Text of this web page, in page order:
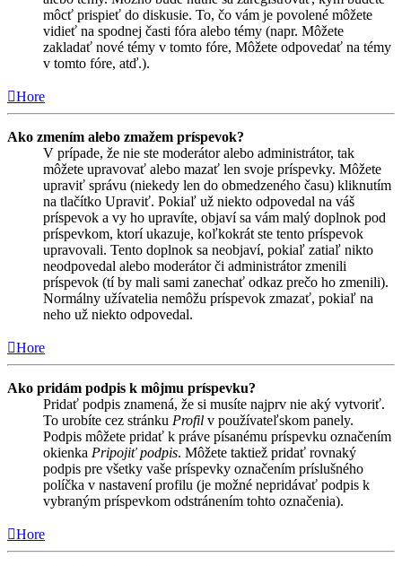
môcť prispieť do diskusie. To, čo vám je povolené môžete
vidieť na spodnej časti fóra alebo témy (napr. Môžete
zakladať nové témy v tomto fóre, Môžete odpovedať na témy
v tomto fóre, atď.).
Hore
Ako zmením alebo zmažem príspevok?
V prípade, že nie ste moderátor alebo administrátor, tak
môžete upravovať alebo mazať len svoje príspevky. Môžete
upraviť správu (niekedy len do obmedzeného času) kliknutím
na tlačítko Upraviť. Pokiaľ už niekto odpovedal na váš
príspevok a vy ho upravíte, objaví sa vám malý doplnok pod
príspevkom, ktorí ukazuje, koľkokrát ste tento príspevok
upravovali. Tento doplnok sa neobjaví, pokiaľ zatiaľ nikto
neodpovedal alebo moderátor či administrátor zmenili
príspevok (tí by mali sami zanechať odkaz prečo ho zmenili).
Normálny užívatelia nemôžu príspevok zmazať, pokiaľ na
neho už niekto odpovedal.
Hore
Ako pridám podpis k môjmu príspevku?
Pridať podpis znamená, že si musíte najprv nie aký vytvoriť.
To urobíte cez stránku Profil v používateľskom panely.
Podpis môžete pridať k práve písanému príspevku označením
okienka Pripojiť podpis. Môžete taktiež pridať rovnaký
podpis pre všetky vaše príspevky označením príslušného
políčka v nastavení profilu (je možné nepridávať podpis k
vybraným príspevkom odstránením tohto označenia).
Hore